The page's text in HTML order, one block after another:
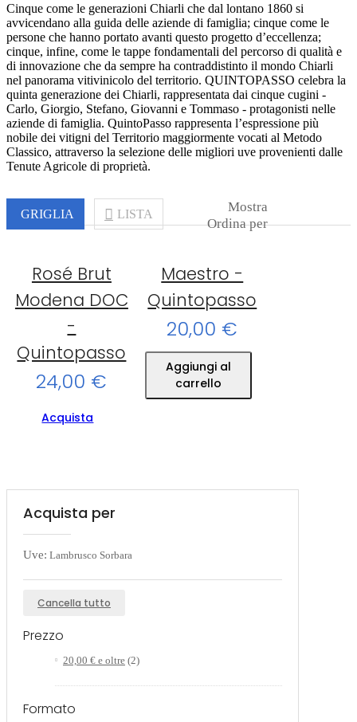
Cinque come le generazioni Chiarli che dal lontano 1860 si
avvicendano alla guida delle aziende di famiglia; cinque come le
persone che hanno portato avanti questo progetto d’eccellenza;
cinque, infine, come le tappe fondamentali del percorso di qualità e
di innovazione che da sempre ha contraddistinto il mondo Chiarli
nel panorama vitivinicolo del territorio. QUINTOPASSO celebra la
quinta generazione dei Chiarli, rappresentata dai cinque cugini -
Carlo, Giorgio, Stefano, Giovanni e Tommaso - protagonisti nelle
aziende di famiglia. QuintoPasso rappresenta l’espressione più
nobile dei vitigni del Territorio maggiormente vocati al Metodo
Classico, attraverso la selezione delle migliori uve provenienti dalle
Tenute Agricole di proprietà.
GRIGLIA LISTA
Mostra
Ordina per
Rosé Brut
Modena DOC
-
Quintopasso
24,00 €
Acquista
Maestro -
Quintopasso
20,00 €
Aggiungi al
carrello
Acquista per
Uve: Lambrusco Sorbara
Cancella tutto
Prezzo
20,00 € e oltre (2)
Formato